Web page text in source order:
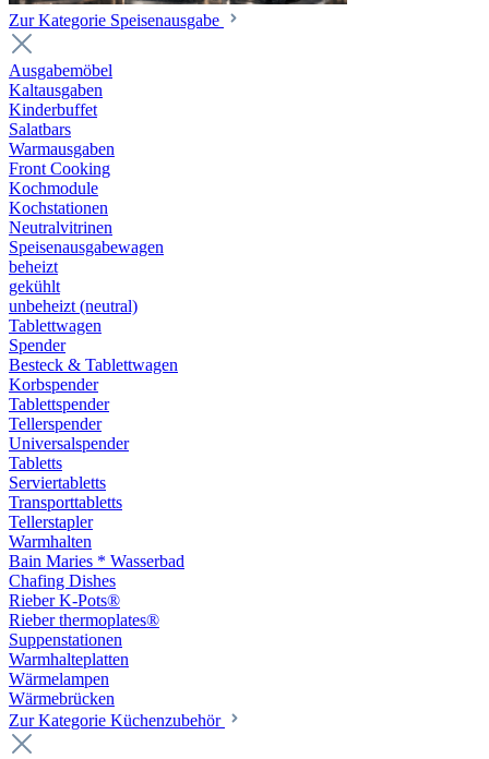
Zur Kategorie Speisenausgabe
Ausgabemöbel
Kaltausgaben
Kinderbuffet
Salatbars
Warmausgaben
Front Cooking
Kochmodule
Kochstationen
Neutralvitrinen
Speisenausgabewagen
beheizt
gekühlt
unbeheizt (neutral)
Tablettwagen
Spender
Besteck & Tablettwagen
Korbspender
Tablettspender
Tellerspender
Universalspender
Tabletts
Serviertabletts
Transporttabletts
Tellerstapler
Warmhalten
Bain Maries * Wasserbad
Chafing Dishes
Rieber K-Pots®
Rieber thermoplates®
Suppenstationen
Warmhalteplatten
Wärmelampen
Wärmebrücken
Zur Kategorie Küchenzubehör